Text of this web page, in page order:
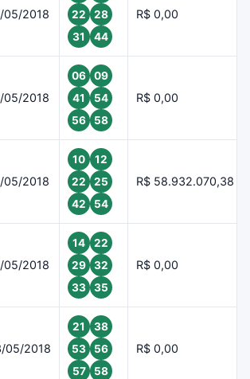
05/2018
22
28
31
44
R$ 0,00
05/2018
06
09
41
54
56
58
R$ 0,00
05/2018
10
12
22
25
42
54
R$ 58.932.070,38
05/2018
14
22
29
32
33
35
R$ 0,00
05/2018
21
38
53
56
57
58
R$ 0,00